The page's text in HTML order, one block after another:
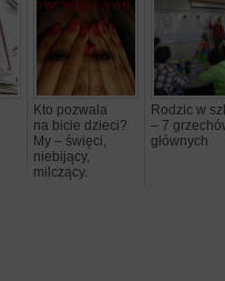
Kto pozwala
na bicie dzieci?
My – święci,
niebijący,
milczący.
Rodzic w
– 7
głównych